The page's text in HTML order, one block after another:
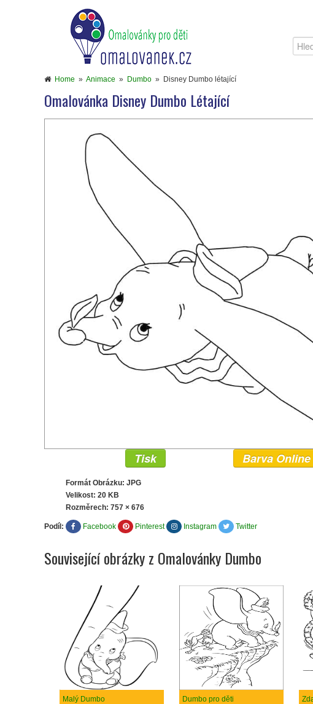
Home » Animace » Dumbo » Disney Dumbo létající
Omalovánka Disney Dumbo Létající
Tisk Barva Online
Formát Obrázku: JPG
Velikost: 20 KB
Rozměrech: 757 × 676
Podíl: Facebook Pinterest Instagram Twitter
Související obrázky z Omalovánky Dumbo
Malý Dumbo Dumbo pro děti